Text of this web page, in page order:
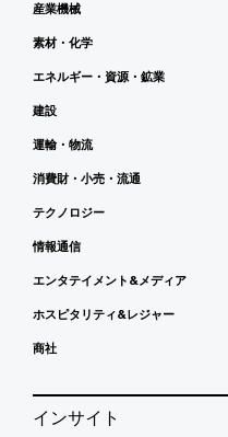
産業機械
素材・化学
エネルギー・資源・鉱業
建設
運輸・物流
消費財・小売・流通
テクノロジー
情報通信
エンタテイメント&メディア
ホスピタリティ&レジャー
商社
インサイト